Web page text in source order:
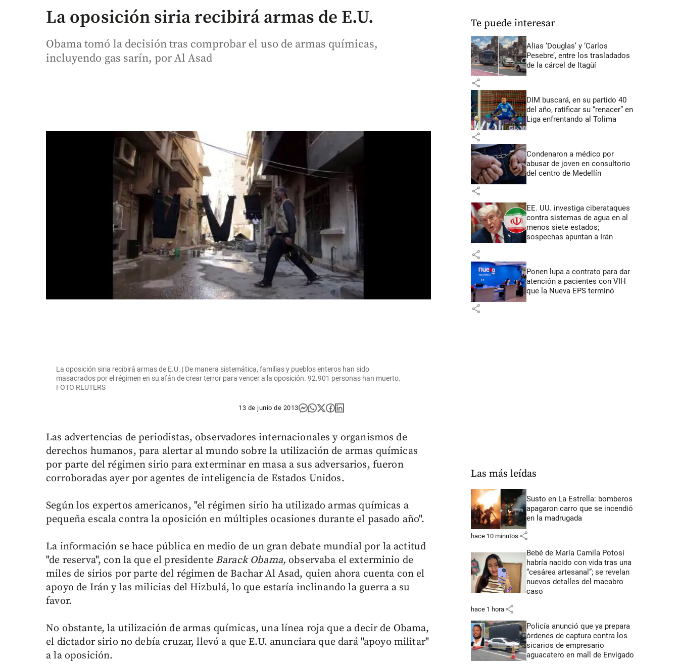
La oposición siria recibirá armas de E.U.
Obama tomó la decisión tras comprobar el uso de armas químicas,
incluyendo gas sarín, por Al Asad
La oposición siria recibirá armas de E.U. | De manera sistemática, familias y pueblos enteros han sido
masacrados por el régimen en su afán de crear terror para vencer a la oposición. 92.901 personas han muerto.
FOTO REUTERS
13 de junio de 2013
Las advertencias de periodistas, observadores internacionales y organismos de
derechos humanos, para alertar al mundo sobre la utilización de armas químicas
por parte del régimen sirio para exterminar en masa a sus adversarios, fueron
corroboradas ayer por agentes de inteligencia de Estados Unidos.
Según los expertos americanos, "el régimen sirio ha utilizado armas químicas a
pequeña escala contra la oposición en múltiples ocasiones durante el pasado año".
La información se hace pública en medio de un gran debate mundial por la actitud
"de reserva", con la que el presidente Barack Obama, observaba el exterminio de
miles de sirios por parte del régimen de Bachar Al Asad, quien ahora cuenta con el
apoyo de Irán y las milicias del Hizbulá, lo que estaría inclinando la guerra a su
favor.
No obstante, la utilización de armas químicas, una línea roja que a decir de Obama,
el dictador sirio no debía cruzar, llevó a que E.U. anunciara que dará "apoyo militar"
a la oposición.
Te puede interesar
Alias ‘Douglas’ y ‘Carlos
Pesebre’, entre los trasladados
de la cárcel de Itagüí
share
DIM buscará, en su partido 40
del año, ratificar su “renacer” en
Liga enfrentando al Tolima
share
Condenaron a médico por
abusar de joven en consultorio
del centro de Medellín
share
EE. UU. investiga ciberataques
contra sistemas de agua en al
menos siete estados;
sospechas apuntan a Irán
share
Ponen lupa a contrato para dar
atención a pacientes con VIH
que la Nueva EPS terminó
share
Las más leídas
Susto en La Estrella: bomberos
apagaron carro que se incendió
en la madrugada
hace 10 minutos share
Bebé de María Camila Potosí
habría nacido con vida tras una
“cesárea artesanal”; se revelan
nuevos detalles del macabro
caso
hace 1 hora share
Policía anunció que ya prepara
órdenes de captura contra los
sicarios de empresario
aguacatero en mall de Envigado